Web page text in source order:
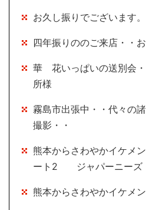
お久し振りでございます
四年振りののご来店・・
華 花いっぱいの送別会
所様
霧島市出張中・・代々の
撮影・・
熊本からさわやかイケメ
ート2 ジャパーニーズ
熊本からさわやかイケメ